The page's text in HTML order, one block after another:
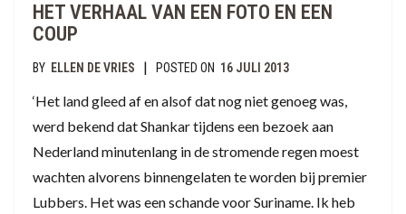
HET VERHAAL VAN EEN FOTO EN EEN
COUP
BY ELLEN DE VRIES | POSTED ON 16 JULI 2013
‘Het land gleed af en alsof dat nog niet genoeg was,
werd bekend dat Shankar tijdens een bezoek aan
Nederland minutenlang in de stromende regen moest
wachten alvorens binnengelaten te worden bij premier
Lubbers. Het was een schande voor Suriname. Ik heb